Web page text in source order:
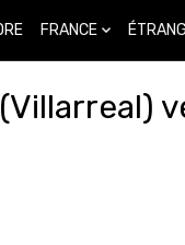
FRANCE